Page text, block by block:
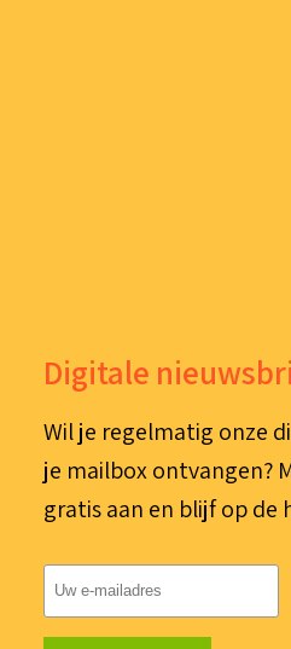
Digitale
Wil je regelmatig onze
je mailbox ontvangen?
gratis aan en blijf op de
E-
mailadres(Vereist)